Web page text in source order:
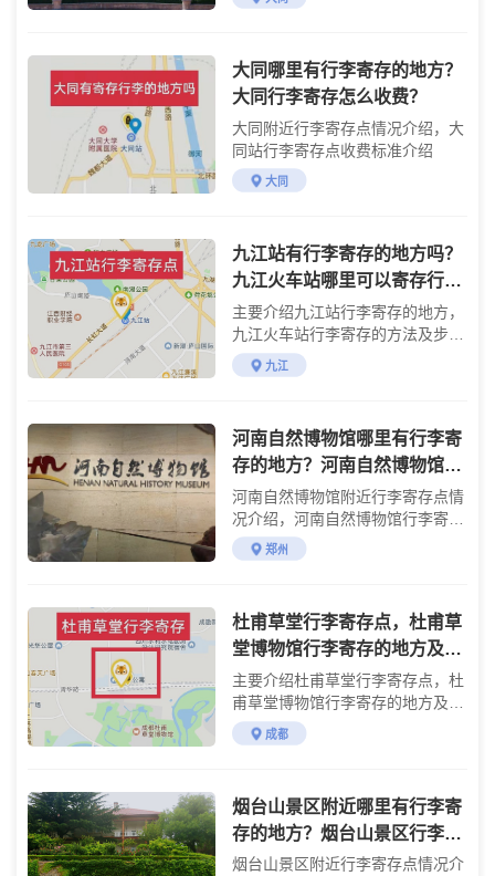
大同哪里有行李寄存的地方？
大同行李寄存怎么收费？
大同附近行李寄存点情况介绍，大
同站行李寄存点收费标准介绍
大同
九江站有行李寄存的地方吗？
九江火车站哪里可以寄存行
李？
主要介绍九江站行李寄存的地方，
九江火车站行李寄存的方法及步
骤，九江站附近旅游景点攻略
九江
河南自然博物馆哪里有行李寄
存的地方？河南自然博物馆行
李寄存怎么收费？
河南自然博物馆附近行李寄存点情
况介绍，河南自然博物馆行李寄存
点收费标准介绍
郑州
杜甫草堂行李寄存点，杜甫草
堂博物馆行李寄存的地方及价
格，杜甫草堂存包的费用，成
都杜甫草堂有行李寄存柜
主要介绍杜甫草堂行李寄存点，杜
甫草堂博物馆行李寄存的地方及价
格，杜甫草堂存包的费用，成都杜
甫草堂有行李寄存柜吗？杜甫草堂
成都
烟台山景区附近哪里有行李寄
存的地方？烟台山景区行李寄
存怎么收费？
烟台山景区附近行李寄存点情况介